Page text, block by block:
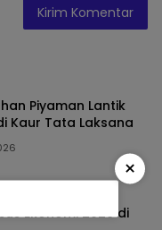
Piyaman Lantik
Kaur Tata Laksana
Ekonomi 2026 di
×